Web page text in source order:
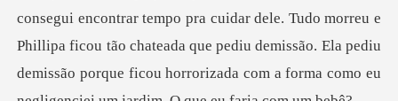
consegui encontrar tempo pra cuidar dele. Tudo morreu e
Phillipa ficou t